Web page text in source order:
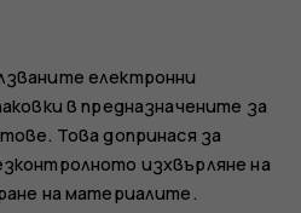
електронни
в предназначените за
Това допринася за
изхвърляне на
на материалите.